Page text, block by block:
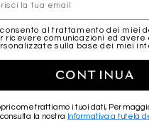
professional and
than positive
recommended!
al trattamento dei miei
ricevere comunicazioni ed avere
sulla base dei miei
CONTINUA
come trattiamo i tuoi dati, Per
consulta la nostra Informativa a tutela